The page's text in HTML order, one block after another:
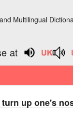
Multilingual
at
turn up one's